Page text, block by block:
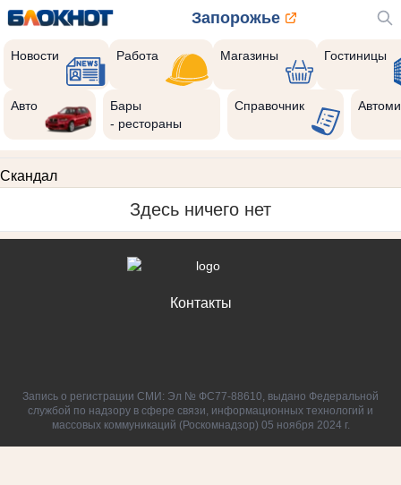
Запорожье
Новости Работа Магазины Гостиницы
Авто
Бары
- рестораны
Справочник
Скандал
Здесь ничего нет
Контакты
Запись о регистрации СМИ: Эл № ФС77-88610, выдано Федеральной
службой по надзору в сфере связи, информационных технологий и
массовых коммуникаций (Роскомнадзор) 05 ноября 2024 г.